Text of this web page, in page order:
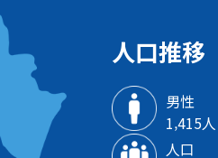
人口推移
男性
1‚415人
人口